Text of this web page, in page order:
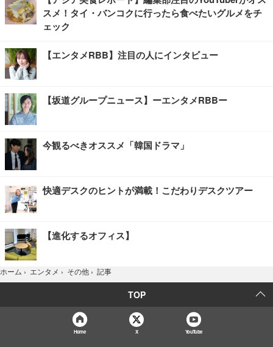
スメ！タイ・バンコクに行ったら食べたいグルメをチ
ェック
【エンタメRBB】注目の人にインタビュー
【坂道グループニュース】ーエンタメRBBー
今観るべきオススメ「韓国ドラマ」
快適デスクのヒントが満載！こだわりデスクツアー
【進化するオフィス】
ホーム › エンタメ › その他 › 記事
TOP
Home X YouTube